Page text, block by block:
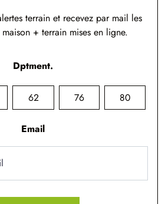
terrain et recevez par mail les
+ terrain mises en ligne.
Dptment.
62 76 80
Email